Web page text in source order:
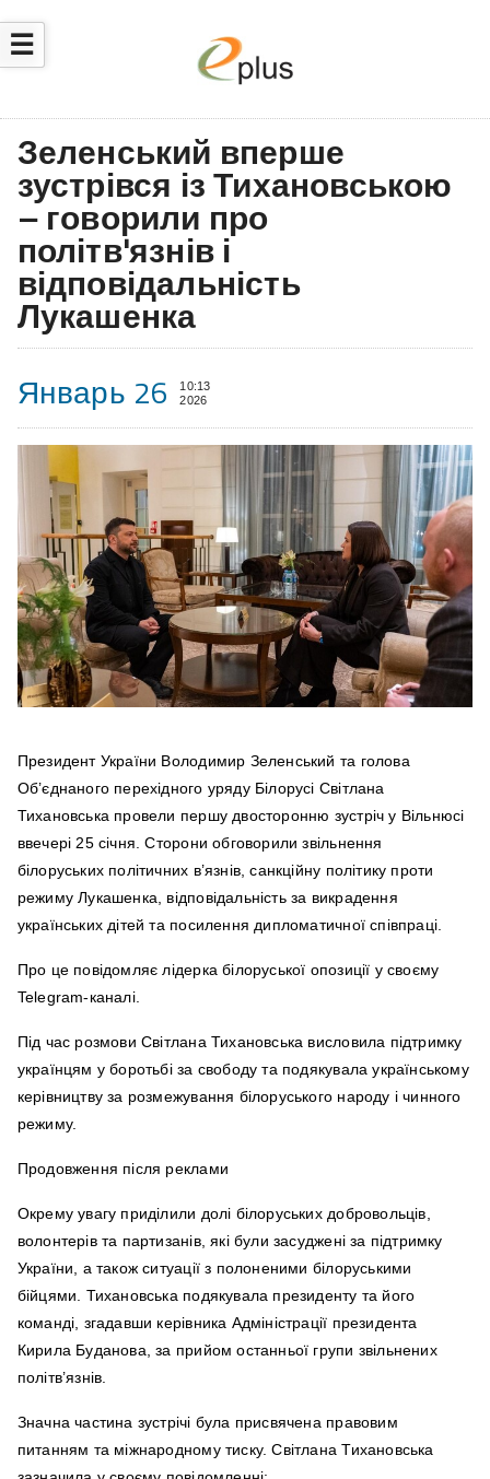
☰
Зеленський вперше
зустрівся із Тихановською
– говорили про
політв'язнів і
відповідальність
Лукашенка
Январь 26
10:13
2026
Президент України Володимир Зеленський та голова
Об’єднаного перехідного уряду Білорусі Світлана
Тихановська провели першу двосторонню зустріч у Вільнюсі
ввечері 25 січня. Сторони обговорили звільнення
білоруських політичних в’язнів, санкційну політику проти
режиму Лукашенка, відповідальність за викрадення
українських дітей та посилення дипломатичної співпраці.
Про це повідомляє лідерка білоруської опозиції у своєму
Telegram-каналі.
Під час розмови Світлана Тихановська висловила підтримку
українцям у боротьбі за свободу та подякувала українському
керівництву за розмежування білоруського народу і чинного
режиму.
Продовження після реклами
Окрему увагу приділили долі білоруських добровольців,
волонтерів та партизанів, які були засуджені за підтримку
України, а також ситуації з полоненими білоруськими
бійцями. Тихановська подякувала президенту та його
команді, згадавши керівника Адміністрації президента
Кирила Буданова, за прийом останньої групи звільнених
політв’язнів.
Значна частина зустрічі була присвячена правовим
питанням та міжнародному тиску. Світлана Тихановська